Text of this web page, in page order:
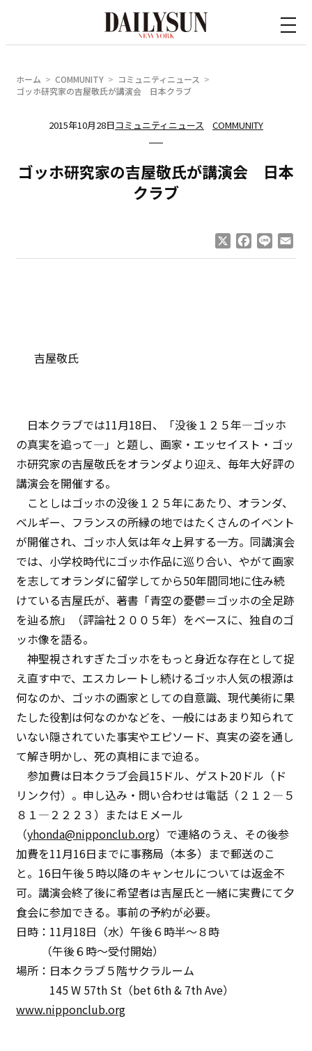
ホーム COMMUNITY
コミュニティニュース
ゴッホ研究家の吉屋敬氏が講演会 日本クラブ
2015年10月28日コミュニティニュース COMMUNITY
ゴッホ研究家の吉屋敬氏が講演会 日本
クラブ
Facebook
Line
吉屋敬氏
日本クラブでは11月18日、「没後１２５年―ゴッホ
の真実を追って―」と題し、画家・エッセイスト・ゴッ
ホ研究家の吉屋敬氏をオランダより迎え、毎年大好評の
講演会を開催する。
ことしはゴッホの没後１２５年にあたり、オランダ、
ベルギー、フランスの所縁の地ではたくさんのイベント
が開催され、ゴッホ人気は年々上昇する一方。同講演会
では、小学校時代にゴッホ作品に巡り合い、やがて画家
を志してオランダに留学してから50年間同地に住み続
けている吉屋氏が、著書「青空の憂鬱＝ゴッホの全足跡
を辿る旅」（評論社２００５年）をベースに、独自のゴ
ッホ像を語る。
神聖視されすぎたゴッホをもっと身近な存在として捉
え直す中で、エスカレートし続けるゴッホ人気の根源は
何なのか、ゴッホの画家としての自意識、現代美術に果
たした役割は何なのかなどを、一般にはあまり知られて
いない隠されていた事実やエピソード、真実の姿を通し
て解き明かし、死の真相にまで迫る。
参加費は日本クラブ会員15ドル、ゲスト20ドル（ド
リンク付）。申し込み・問い合わせは電話（２１２―５
８１―２２２３）またはＥメール
（yhonda@nipponclub.org）で連絡のうえ、その後参
加費を11月16日までに事務局（本多）まで郵送のこ
と。16日午後５時以降のキャンセルについては返金不
可。講演会終了後に希望者は吉屋氏と一緒に実費にて夕
食会に参加できる。事前の予約が必要。
日時：11月18日（水）午後６時半〜８時
（午後６時〜受付開始）
場所：日本クラブ５階サクラルーム
145 W 57th St（bet 6th & 7th Ave）
www.nipponclub.org